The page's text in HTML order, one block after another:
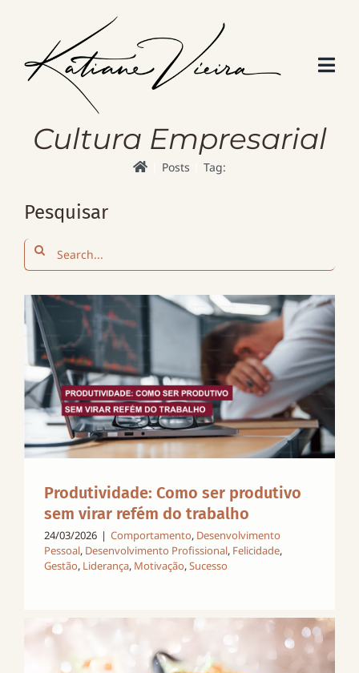
Cultura Empresarial
Posts Tag:
Pesquisar
Search
for:
Produtividade: Como ser produtivo
sem virar refém do trabalho
24/03/2026 | Comportamento, Desenvolvimento
Pessoal, Desenvolvimento Profissional, Felicidade,
Gestão, Liderança, Motivação,Sucesso